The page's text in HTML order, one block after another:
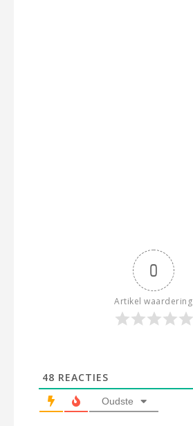
0
Artikel waardering
48 REACTIES
Oudste